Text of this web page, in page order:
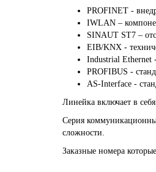
PROFINET -
IWLAN –
SINAUT ST7 –
EIB/KNX -
Industrial Ethernet
PROFIBUS -
AS-Interface -
Линейка включает в
Серия
сложности.
Заказные номера